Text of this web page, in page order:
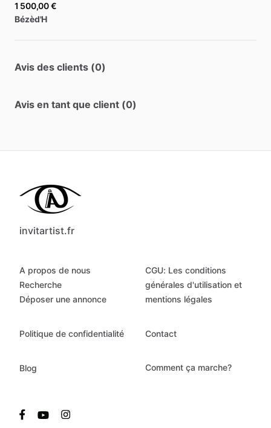
1 500,00 €
Bézèd'H
Avis des clients (0)
Avis en tant que client (0)
invitartist.fr
A propos de nous
Recherche
Déposer une annonce
CGU: Les conditions
générales d'utilisation et
mentions légales
Politique de confidentialité Contact
Blog Comment ça marche?